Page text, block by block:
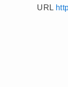
URL